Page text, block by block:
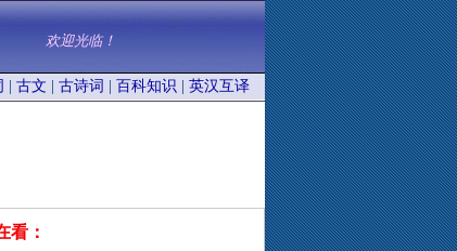
欢迎光临！
古文 古诗词 百科知识 英汉互译
看：